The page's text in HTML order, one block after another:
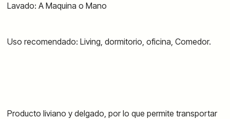
Lavado: A Maquina o Mano
Uso recomendado: Living, dormitorio, oficina, Comedor.
Producto liviano y delgado, por lo que permite transportar